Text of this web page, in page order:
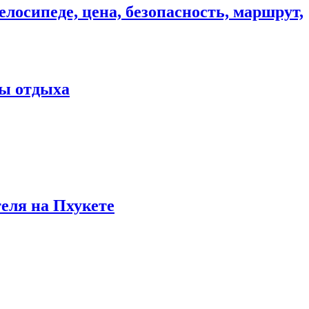
цена, безопасность, маршрут,
отдыха
на Пхукете